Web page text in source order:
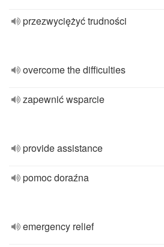
przezwyciężyć trudności
overcome the difficulties
zapewnić wsparcie
provide assistance
pomoc doraźna
emergency relief